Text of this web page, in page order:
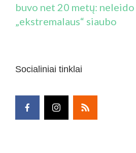
buvo net 20 metų:
„ekstremalaus“ siaubo
Socialiniai tinklai